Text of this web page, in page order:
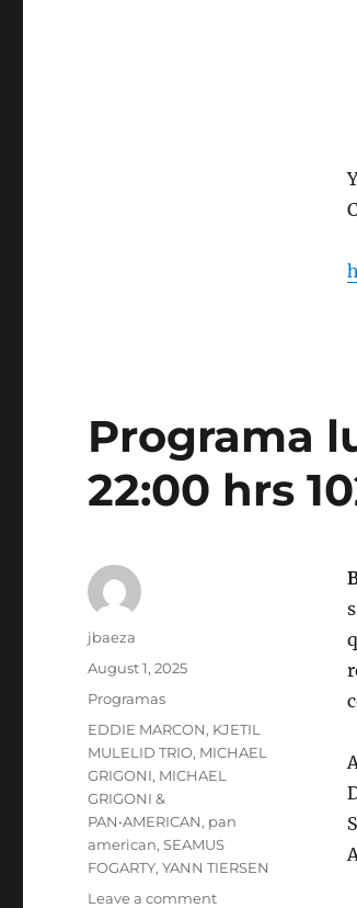
Programa
22:00 hrs
Author
jbaeza
Posted
August 1, 2025
Categories
Programas
Tags
EDDIE MARCON, KJETIL
MULELID TRIO, MICHAEL
GRIGONI, MICHAEL
GRIGONI &
PAN•AMERICAN, pan
american,SEAMUS
FOGARTY,YANN TIERSEN
Leave a commenton